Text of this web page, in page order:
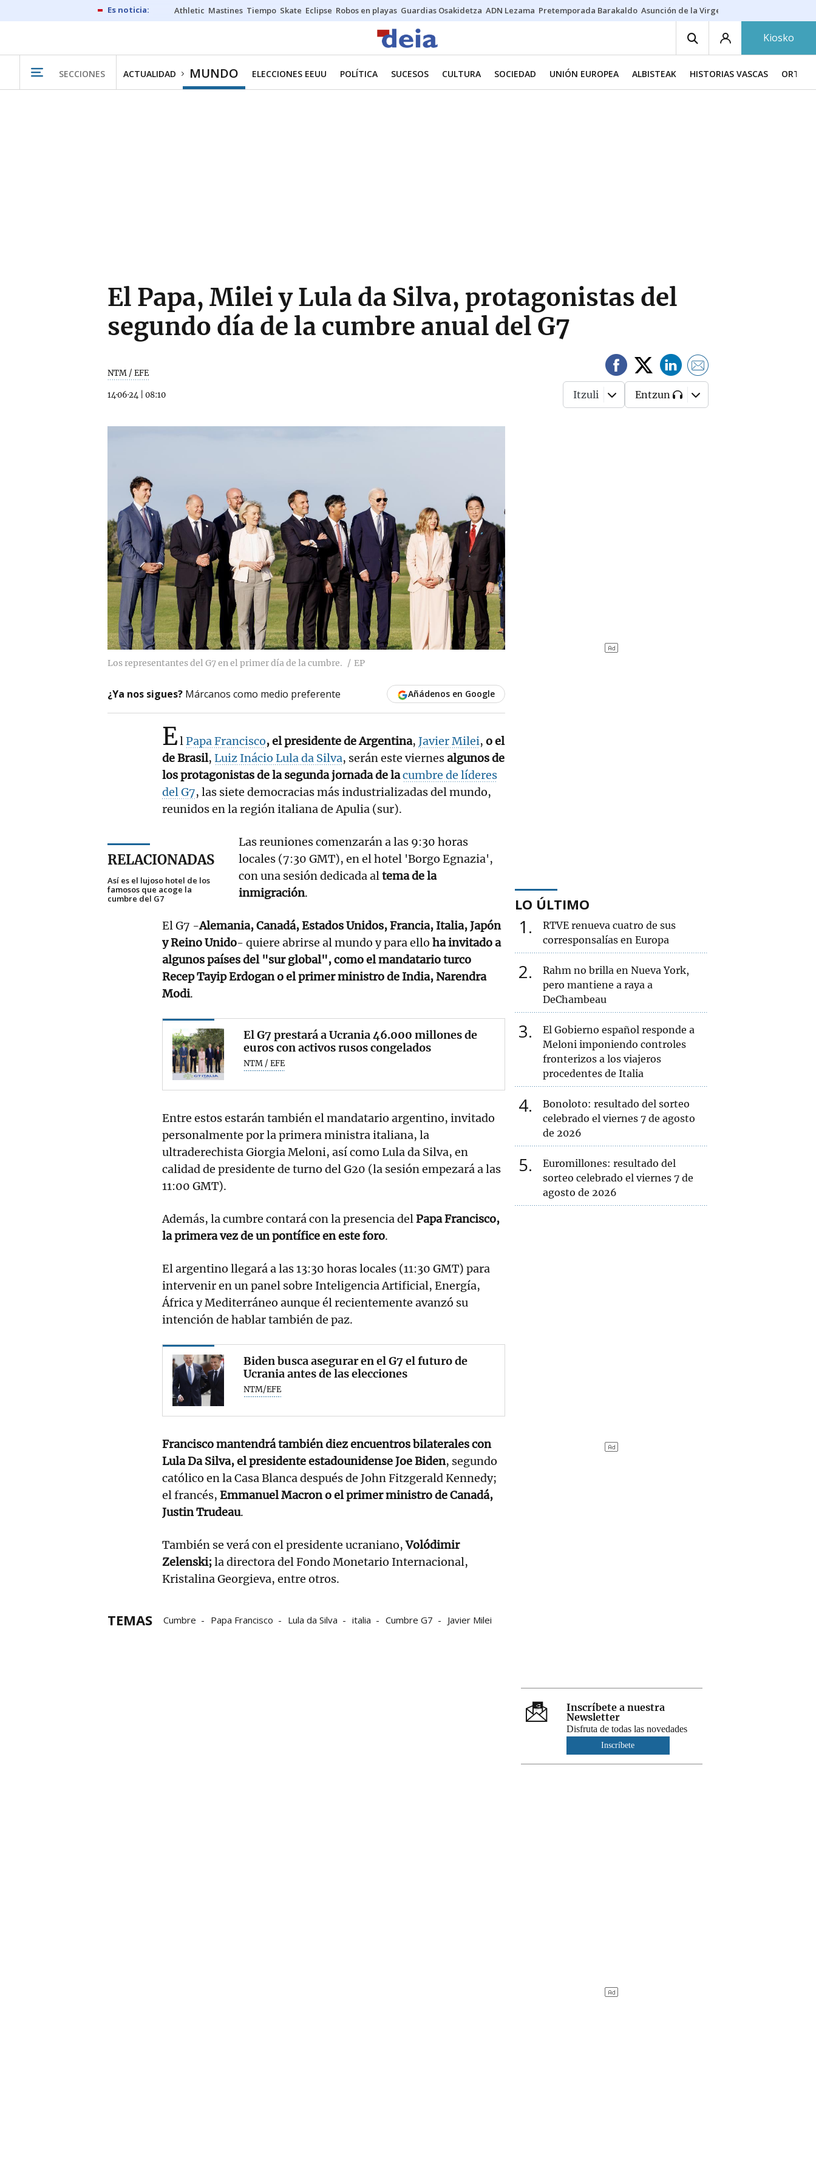
Athletic Mastines Tiempo Skate Eclipse Robos en playas Guardias Osakidetza ADN Lezama Pretemporada Barakaldo Asunción de la Virgen
Kiosko
SECCIONES ACTUALIDAD MUNDO ELECCIONES EEUU POLÍTICA SUCESOS CULTURA SOCIEDAD UNIÓN EUROPEA ALBISTEAK HISTORIAS VASCAS
El Papa, Milei y Lula da Silva, protagonistas del
segundo día de la cumbre anual del G7
NTM / EFE
14·06·24 08:10 Itzuli Entzun
Los representantes del G7 en el primer día de la cumbre. EP
¿Ya nos sigues? Márcanos como medio preferente Añádenos en Google
ElPapa Francisco, el presidente de Argentina, Javier Milei, o el
de Brasil, Luiz Inácio Lula da Silva, serán este viernesalgunos de
los protagonistas de la segunda jornada de lacumbre de líderes
del G7, las siete democracias más industrializadas del mundo,
reunidos en la región italiana de Apulia (sur).
RELACIONADAS
Así es el lujoso hotel de los
famosos que acoge la
cumbre del G7
Las reuniones comenzarán a las 9:30 horas
locales (7:30 GMT), en el hotel 'Borgo Egnazia',
con una sesión dedicada altema de la
inmigración.
El G7 -Alemania, Canadá, Estados Unidos, Francia, Italia, Japón
y Reino Unido- quiere abrirse al mundo y para ello ha invitado a
algunos países del "sur global", como el mandatario turco
Recep Tayip Erdogan o el primer ministro de India, Narendra
Modi.
El G7 prestará a Ucrania 46.000 millones de
euros con activos rusos congelados
NTM / EFE
Entre estos estarán también el mandatario argentino, invitado
personalmente por la primera ministra italiana, la
ultraderechista Giorgia Meloni, así como Lula da Silva, en
calidad de presidente de turno del G20 (la sesión empezará a las
11:00 GMT).
Además, la cumbre contará con la presencia delPapa Francisco,
la primera vez de un pontífice en este foro.
El argentino llegará a las 13:30 horas locales (11:30 GMT) para
intervenir en un panel sobre Inteligencia Artificial, Energía,
África y Mediterráneo aunque él recientemente avanzó su
intención de hablar también de paz.
Biden busca asegurar en el G7 el futuro de
Ucrania antes de las elecciones
NTM/EFE
Francisco mantendrá también diez encuentros bilaterales con
Lula Da Silva, el presidente estadounidense Joe Biden, segundo
católico en la Casa Blanca después de John Fitzgerald Kennedy;
el francés, Emmanuel Macron o el primer ministro de Canadá,
Justin Trudeau.
También se verá con el presidente ucraniano,Volódimir
Zelenski;la directora del Fondo Monetario Internacional,
Kristalina Georgieva, entre otros.
TEMAS Cumbre Papa Francisco Lula da Silva italia Cumbre G7 Javier Milei
LO ÚLTIMO
1
RTVE renueva cuatro de sus
corresponsalías en Europa
2
Rahm no brilla en Nueva York,
pero mantiene a raya a
DeChambeau
3
El Gobierno español responde a
Meloni imponiendo controles
fronterizos a los viajeros
procedentes de Italia
4
Bonoloto: resultado del sorteo
celebrado el viernes 7 de agosto
de 2026
5
Euromillones: resultado del
sorteo celebrado el viernes 7 de
agosto de 2026
Inscríbete a nuestra
Newsletter
Disfruta de todas las novedades
Inscríbete